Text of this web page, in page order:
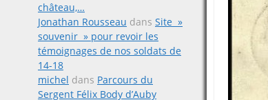
château,…
Jonathan Rousseau dans Site »
souvenir » pour revoir les
témoignages de nos soldats de
14-18
michel dans Parcours du
Sergent Félix Body d’Auby